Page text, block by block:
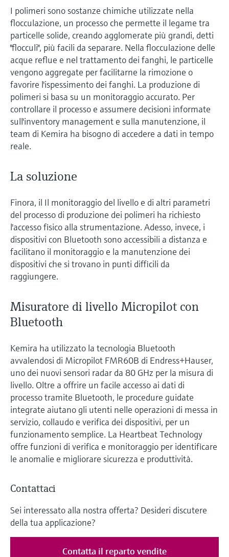
I polimeri sono sostanze chimiche utilizzate nella
flocculazione, un processo che permette il legame tra
particelle solide, creando agglomerate più grandi, detti
"flocculi", più facili da separare. Nella flocculazione delle
acque reflue e nel trattamento dei fanghi, le particelle
vengono aggregate per facilitarne la rimozione o
favorire l'ispessimento dei fanghi. La produzione di
polimeri si basa su un monitoraggio accurato. Per
controllare il processo e assumere decisioni informate
sull'inventory management e sulla manutenzione, il
team di Kemira ha bisogno di accedere a dati in tempo
reale.
La soluzione
Finora, il Il monitoraggio del livello e di altri parametri
del processo di produzione dei polimeri ha richiesto
l'accesso fisico alla strumentazione. Adesso, invece, i
dispositivi con Bluetooth sono accessibili a distanza e
facilitano il monitoraggio e la manutenzione dei
dispositivi che si trovano in punti difficili da
raggiungere.
Misuratore di livello Micropilot con
Bluetooth
Kemira ha utilizzato la tecnologia Bluetooth
avvalendosi di Micropilot FMR60B di Endress+Hauser,
uno dei nuovi sensori radar da 80 GHz per la misura di
livello. Oltre a offrire un facile accesso ai dati di
processo tramite Bluetooth, le procedure guidate
integrate aiutano gli utenti nelle operazioni di messa in
servizio, collaudo e verifica dei dispositivi, per un
funzionamento semplice. La Heartbeat Technology
offre funzioni di verifica e monitoraggio per identificare
le anomalie e migliorare sicurezza e produttività.
Contattaci
Sei interessato alla nostra offerta? Desideri discutere
della tua applicazione?
Contatta il reparto vendite